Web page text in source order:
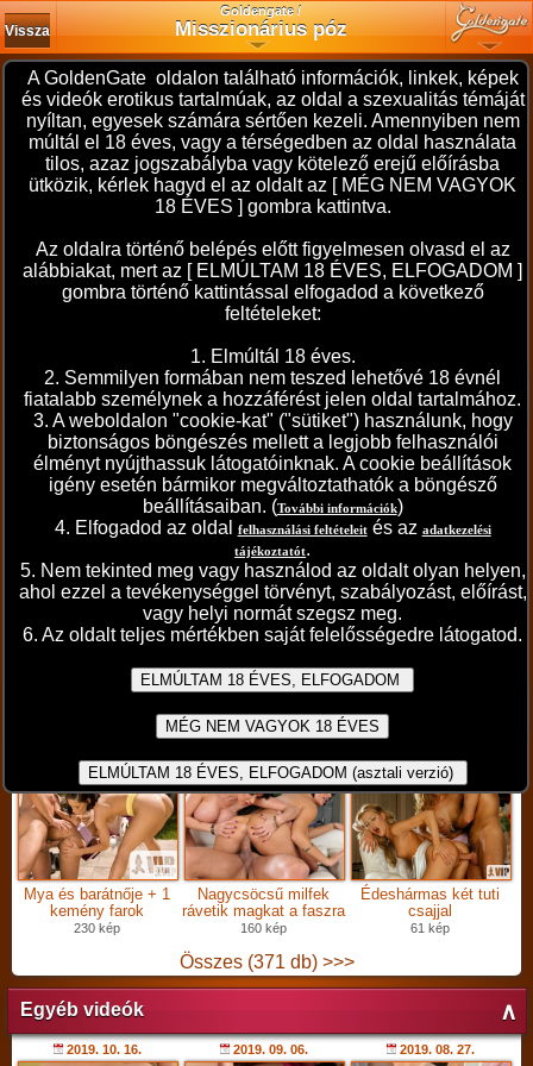
Goldengate /
Misszionárius póz
Vissza
A GoldenGate oldalon található információk, linkek, képek
és videók erotikus tartalmúak, az oldal a szexualitás témáját
nyíltan, egyesek számára sértően kezeli. Amennyiben nem
múltál el 18 éves, vagy a térségedben az oldal használata
tilos, azaz jogszabályba vagy kötelező erejű előírásba
ütközik, kérlek hagyd el az oldalt az [ MÉG NEM VAGYOK
18 ÉVES ] gombra kattintva.
Az oldalra történő belépés előtt figyelmesen olvasd el az
alábbiakat, mert az [ ELMÚLTAM 18 ÉVES, ELFOGADOM ]
gombra történő kattintással elfogadod a következő
feltételeket:
1. Elmúltál 18 éves.
2. Semmilyen formában nem teszed lehetővé 18 évnél
fiatalabb személynek a hozzáférést jelen oldal tartalmához.
3. A weboldalon "cookie-kat" ("sütiket") használunk, hogy
biztonságos böngészés mellett a legjobb felhasználói
élményt nyújthassuk látogatóinknak. A cookie beállítások
igény esetén bármikor megváltoztathatók a böngésző
beállításaiban. (További információk)
4. Elfogadod az oldal
felhasználási feltételeités az adatkezelési
tájékoztatót.
5. Nem tekinted meg vagy használod az oldalt olyan helyen,
ahol ezzel a tevékenységgel törvényt, szabályozást, előírást,
vagy helyi normát szegsz meg.
6. Az oldalt teljes mértékben saját felelősségedre látogatod.
Amatőr sorozatok ∧
2026. 04. 25.
Kedvencünk
20 kép
2026. 03. 06.
Ruha nélkül
16 kép
2025. 12. 24.
Pár kép, reméljük
tetszik
Amatőr videók ∧
2026. 08. 03.
Házhoz jött a “kurva”!
Szakadt a bugyi, a
8:28 perc
2026. 07. 29.
mélyre hatóan
5:20 perc
2026. 07. 24.
Balatoni kikapcsolodás
0:28 perc
Mya és barátnője + 1
kemény farok
230 kép
Nagycsöcsű milfek
rávetik magkat a faszra
160 kép
Édeshármas két tuti
csajjal
61 kép
Összes (371 db) >>>
Egyéb videók ∧
2019. 10. 16. 2019. 09. 06. 2019. 08. 27.